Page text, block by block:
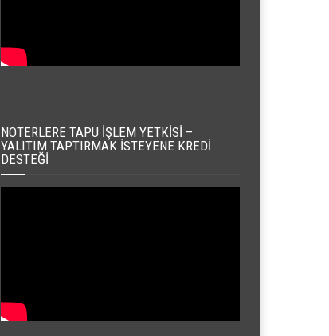
NOTERLERE TAPU İŞLEM YETKISI –
YALITIM TAPTIRMAK İSTEYENE KREDI
DESTEĞI